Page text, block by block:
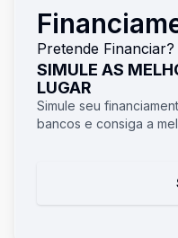
Pretende Financiar?
SIMULE AS
LUGAR
Simule seu
bancos e consiga a